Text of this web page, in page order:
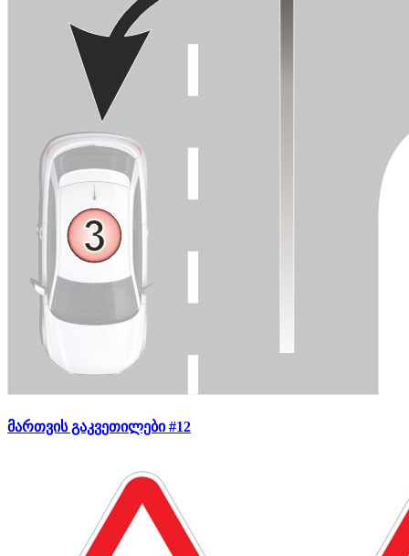
მართვის გაკვეთილები #12